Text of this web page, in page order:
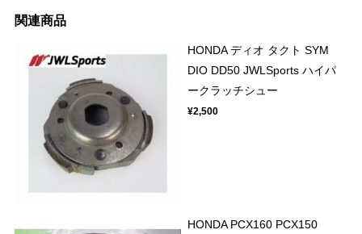
関連商品
HONDA ディオ タクト SYM
DIO DD50 JWLSports ハイパ
ークラッチシュー
¥2,500
HONDA PCX160 PCX150